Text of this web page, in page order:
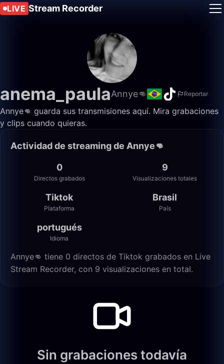
LIVE Stream Recorder
anema_paulaAnnye👊 Reportar
Annye👊 guarda sus transmisiones aquí. Mira grabaciones
y clips cuando quieras.
Actividad de streaming de Annye👊
0
Directos grabados
9
Visualizaciones totales
Tiktok
Plataforma
Brasil
País
portugués
Idioma
Annye👊 tiene 0 directos de Tiktok grabados en Live
Stream Recorder, con 9 visualizaciones en total.
Sin grabaciones todavía